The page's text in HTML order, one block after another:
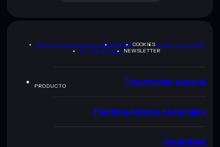
POLÍTICA DE PRIVACIDADTERMSCOOKIESMAPA DEL SITIO
KIT DE MARCA NEWSLETTER
PRODUCTO Descripción general
Funcionalidades esenciales
Seguridad